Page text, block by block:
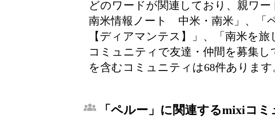
どのワードが関連しており、親ワー
南米情報ノート 中米・南米」、「
【ディアマンテス】」、「南米を
コミュニティで友達・仲間を募集
を含むコミュニティは68件あります
「ペルー」に関連するmixiコミ